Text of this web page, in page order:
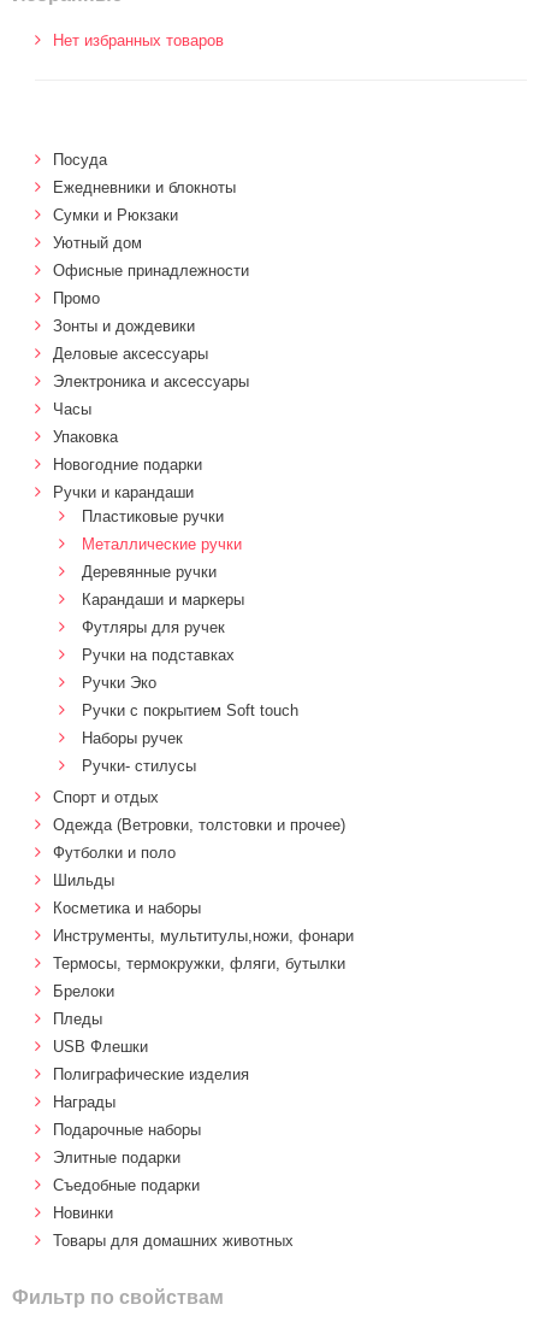
Нет избранных товаров
Посуда
Ежедневники и блокноты
Сумки и Рюкзаки
Уютный дом
Офисные принадлежности
Промо
Зонты и дождевики
Деловые аксессуары
Электроника и аксессуары
Часы
Упаковка
Новогодние подарки
Ручки и карандаши
Пластиковые ручки
Металлические ручки
Деревянные ручки
Карандаши и маркеры
Футляры для ручек
Ручки на подставках
Ручки Эко
Ручки с покрытием Soft touch
Наборы ручек
Ручки- стилусы
Спорт и отдых
Одежда (Ветровки, толстовки и прочее)
Футболки и поло
Шильды
Косметика и наборы
Инструменты, мультитулы,ножи, фонари
Термосы, термокружки, фляги, бутылки
Брелоки
Пледы
USB Флешки
Полиграфические изделия
Награды
Подарочные наборы
Элитные подарки
Cъедобные подарки
Новинки
Товары для домашних животных
Фильтр по свойствам